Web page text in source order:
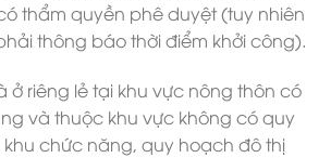
thẩm quyền phê duyệt (tuy nhiên
thông báo thời điểm khởi công).
ở riêng lẻ tại khu vực nông thôn có
và thuộc khu vực không có quy
chức năng, quy hoạch đô thị